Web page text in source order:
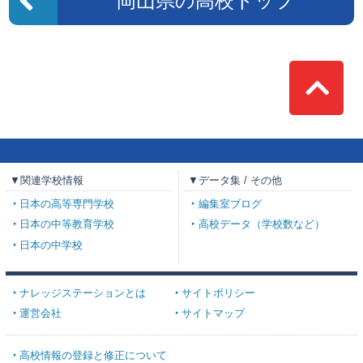
Top
▼関連学校情報
日本の高等専門学校
日本の中等教育学校
日本の中学校
▼データ集 / その他
編集室ブログ
高校データ（学校数など）
ナレッジステーションとは
サイトポリシー
運営会社
サイトマップ
高校情報の登録と修正について